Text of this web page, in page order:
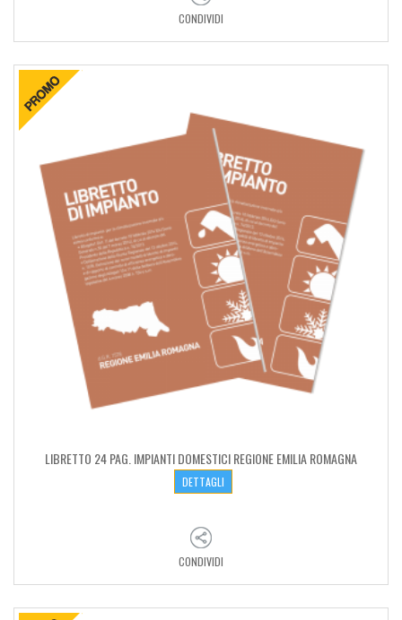
CONDIVIDI
LIBRETTO 24 PAG. IMPIANTI DOMESTICI REGIONE EMILIA ROMAGNA
DETTAGLI
CONDIVIDI